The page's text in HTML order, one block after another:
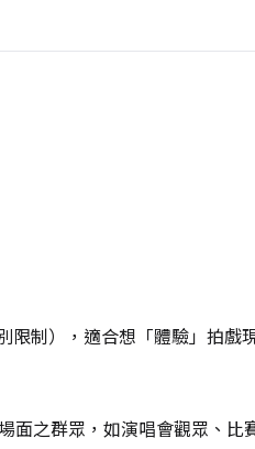
制），適合想「體驗」拍戲
面之群眾，如演唱會觀眾、比